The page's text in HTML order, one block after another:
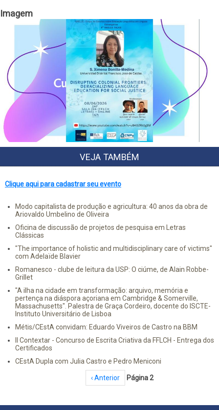
Imagem
VEJA TAMBÉM
Clique aqui para cadastrar seu evento
Modo capitalista de produção e agricultura: 40 anos da obra de
Ariovaldo Umbelino de Oliveira
Oficina de discussão de projetos de pesquisa em Letras
Clássicas
"The importance of holistic and multidisciplinary care of victims"
com Adelaïde Blavier
Romanesco - clube de leitura da USP: O ciúme, de Alain Robbe-
Grillet
"A ilha na cidade em transformação: arquivo, memória e
pertença na diáspora açoriana em Cambridge & Somerville,
Massachusetts". Palestra de Graça Cordeiro, docente do ISCTE-
Instituto Universitário de Lisboa
Métis/CEstA convidam: Eduardo Viveiros de Castro na BBM
II Contextar - Concurso de Escrita Criativa da FFLCH - Entrega dos
Certificados
CEstA Dupla com Julia Castro e Pedro Meniconi
Página anterior
‹ Anterior Página 2